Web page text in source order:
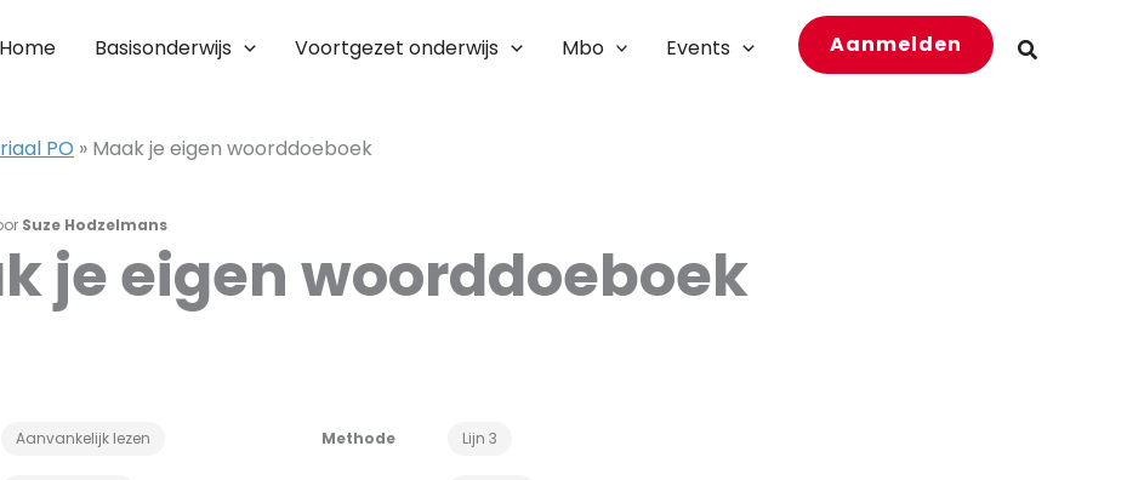
Home Basisonderwijs Voortgezet onderwijs Mbo Events Aanmelden Zoeken
PO » Maak je eigen woorddoeboek
Suze Hodzelmans
Aanvankelijk lezen Methode Lijn 3
je eigen woorddoeboek